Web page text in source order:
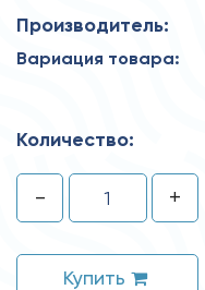
Производитель:
Вариация товара:
Количество:
- +
Купить